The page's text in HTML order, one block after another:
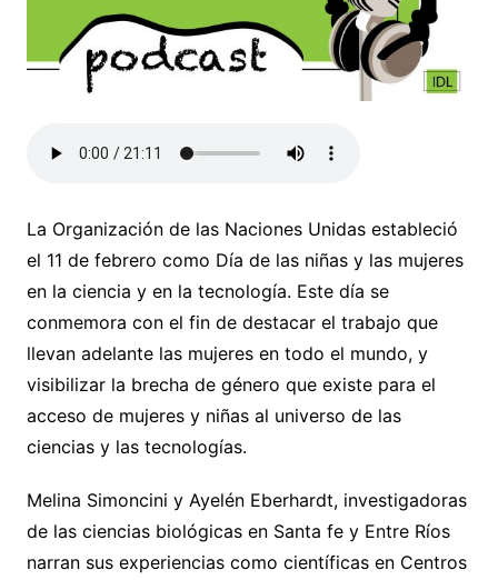
La Organización de las Naciones Unidas estableció
el 11 de febrero como Día de las niñas y las mujeres
en la ciencia y en la tecnología. Este día se
conmemora con el fin de destacar el trabajo que
llevan adelante las mujeres en todo el mundo, y
visibilizar la brecha de género que existe para el
acceso de mujeres y niñas al universo de las
ciencias y las tecnologías.
Melina Simoncini y Ayelén Eberhardt, investigadoras
de las ciencias biológicas en Santa fe y Entre Ríos
narran sus experiencias como científicas en Centros